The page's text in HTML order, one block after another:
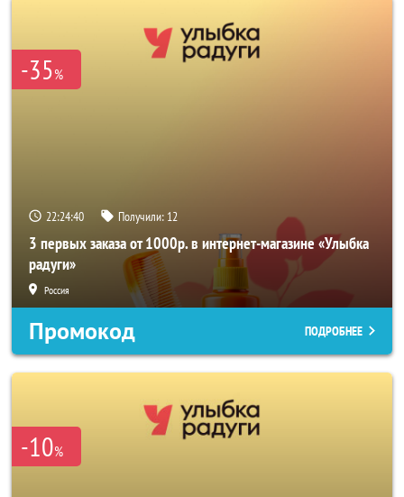
-35%
22:24:40 Получили: 12
3 первых заказа от 1000р. в интернет-магазине «Улыбка
радуги»
Россия
Промокод ПОДРОБНЕЕ
-10%